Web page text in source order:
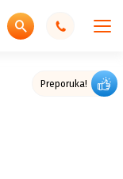
Preporuka!